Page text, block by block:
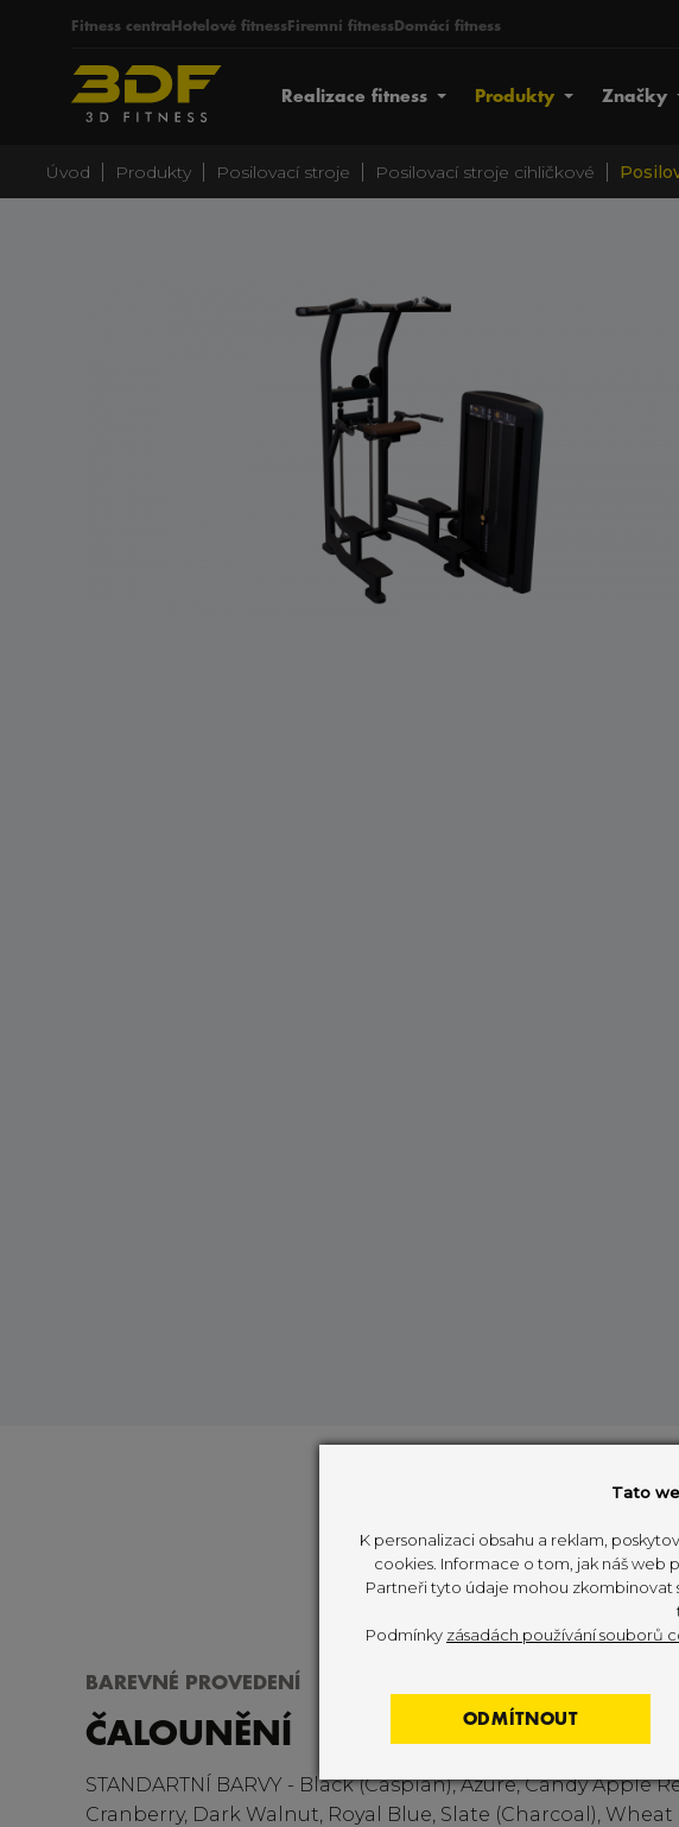
Úvod Produkty Posilovací stroje Posilovací stroje cihličkové
Fitness centra Hotelové fitness Firemní fitness Domácí fitness
Realizace fitness Produkty Značky
BAREVNÉ PROVEDENÍ
ČALOUNĚNÍ
STANDARTNÍ BARVY - Black (Caspian), Azure, Candy Apple
Cranberry, Dark Walnut, Royal Blue, Slate (Charcoal), Wheat
Tato
K personalizaci obsahu a reklam,
cookies. Informace o tom, jak náš web
Partneři tyto údaje mohou zkombinovat
Podmínky zásadách používání souborů
ODMÍTNOUT